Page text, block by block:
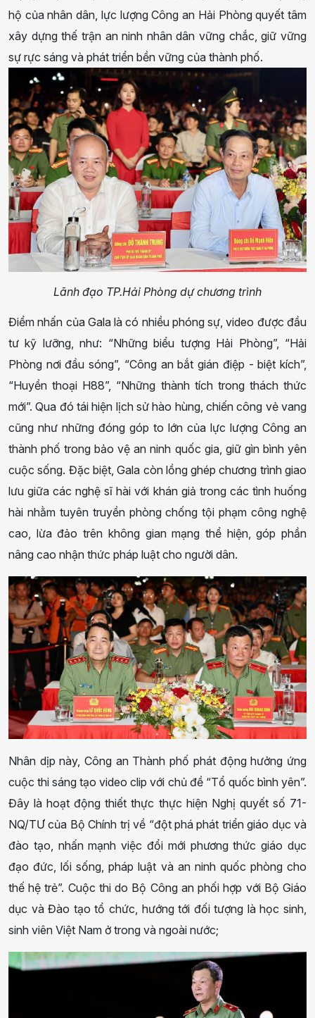
hộ của nhân dân, lực lượng Công an Hải Phòng quyết tâm
xây dựng thế trận an ninh nhân dân vững chắc, giữ vững
sự rực sáng và phát triển bền vững của thành phố.
Lãnh đạo TP.Hải Phòng dự chương trình
Điểm nhấn của Gala là có nhiều phóng sự, video được đầu
tư kỹ lưỡng, như: “Những biểu tượng Hải Phòng”, “Hải
Phòng nơi đầu sóng”, “Công an bắt gián điệp - biệt kích”,
“Huyền thoại H88”, “Những thành tích trong thách thức
mới”. Qua đó tái hiện lịch sử hào hùng, chiến công vẻ vang
cũng như những đóng góp to lớn của lực lượng Công an
thành phố trong bảo vệ an ninh quốc gia, giữ gìn bình yên
cuộc sống. Đặc biệt, Gala còn lồng ghép chương trình giao
lưu giữa các nghệ sĩ hài với khán giả trong các tình huống
hài nhằm tuyên truyền phòng chống tội phạm công nghệ
cao, lừa đảo trên không gian mạng thể hiện, góp phần
nâng cao nhận thức pháp luật cho người dân.
Nhân dịp này, Công an Thành phố phát động hưởng ứng
cuộc thi sáng tạo video clip với chủ đề “Tổ quốc bình yên”.
Đây là hoạt động thiết thực thực hiện Nghị quyết số 71-
NQ/TƯ của Bộ Chính trị về “đột phá phát triển giáo dục và
đào tạo, nhấn mạnh việc đổi mới phương thức giáo dục
đạo đức, lối sống, pháp luật và an ninh quốc phòng cho
thế hệ trẻ”. Cuộc thi do Bộ Công an phối hợp với Bộ Giáo
dục và Đào tạo tổ chức, hướng tới đối tượng là học sinh,
sinh viên Việt Nam ở trong và ngoài nước;